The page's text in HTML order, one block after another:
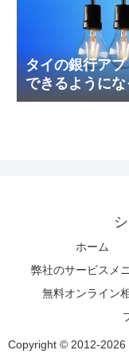
タイの銀行ア
できるように
ホーム
弊社のサービスメ
無料オンライン
Copyright © 2012-2026